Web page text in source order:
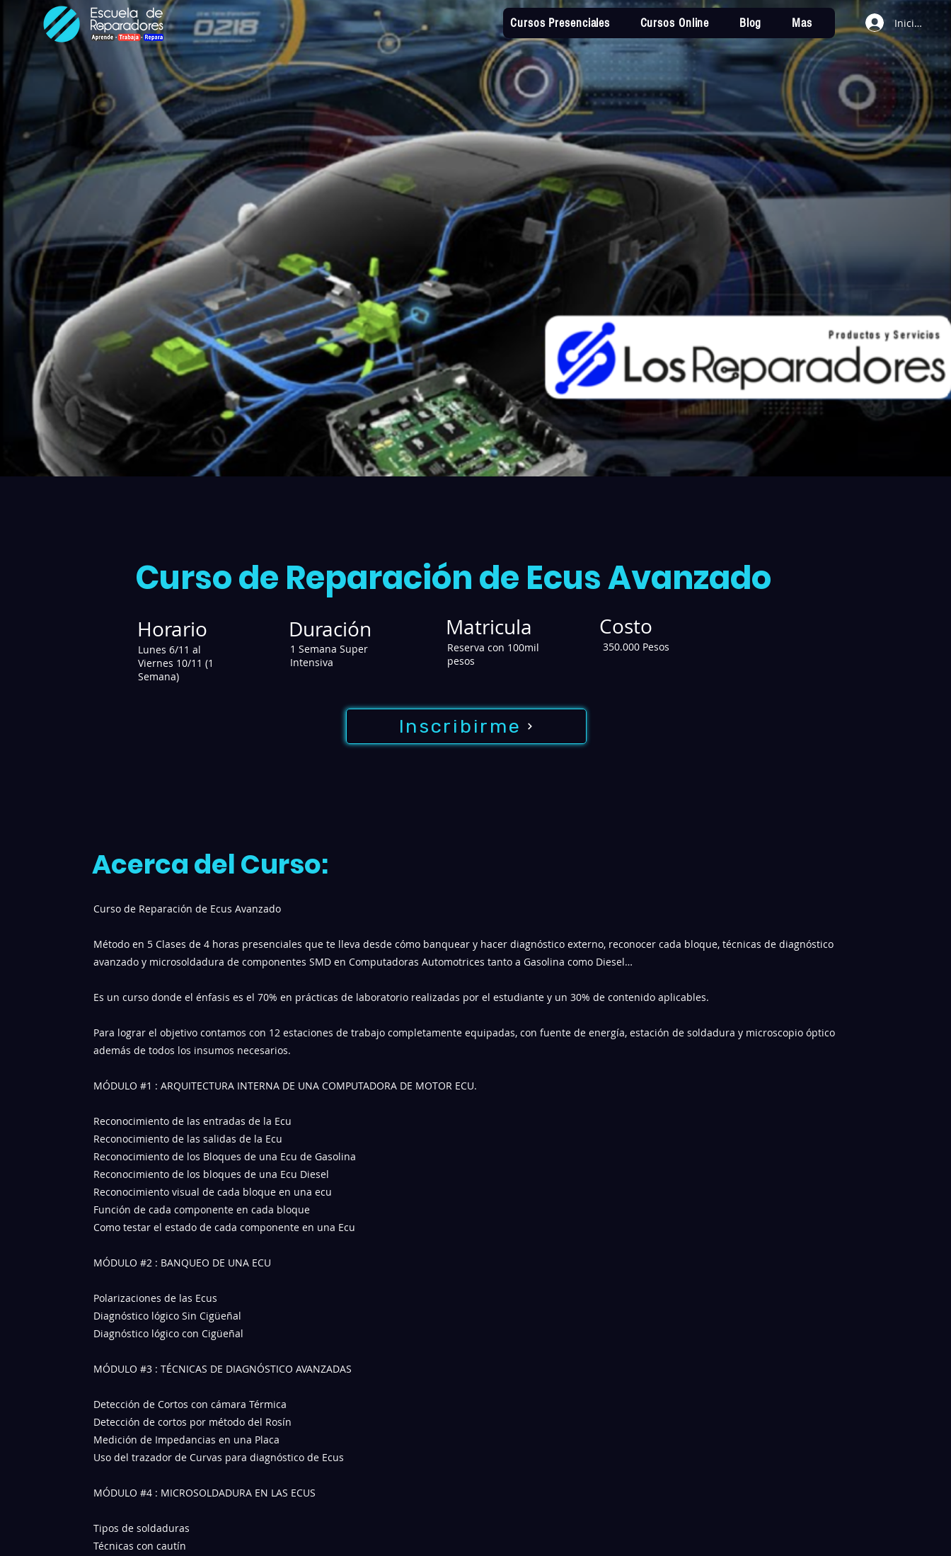
Cursos Presenciales Cursos Online Blog Mas Iniciar
Curso de Reparación de Ecus Avanzado
Horario
Lunes 6/11 al
Viernes 10/11 (1
Semana)
Duración
1 Semana Super
Intensiva
Matricula
Reserva con 100mil
pesos
Costo
350.000 Pesos
Inscribirme
Acerca del Curso:
Curso de Reparación de Ecus Avanzado
Método en 5 Clases de 4 horas presenciales que te lleva desde cómo banquear y hacer diagnóstico externo, reconocer cada bloque, técnicas de diagnóstico
avanzado y microsoldadura de componentes SMD en Computadoras Automotrices tanto a Gasolina como Diesel…
Es un curso donde el énfasis es el 70% en prácticas de laboratorio realizadas por el estudiante y un 30% de contenido aplicables.
Para lograr el objetivo contamos con 12 estaciones de trabajo completamente equipadas, con fuente de energía, estación de soldadura y microscopio óptico
además de todos los insumos necesarios.
MÓDULO #1 : ARQUITECTURA INTERNA DE UNA COMPUTADORA DE MOTOR ECU.
Reconocimiento de las entradas de la Ecu
Reconocimiento de las salidas de la Ecu
Reconocimiento de los Bloques de una Ecu de Gasolina
Reconocimiento de los bloques de una Ecu Diesel
Reconocimiento visual de cada bloque en una ecu
Función de cada componente en cada bloque
Como testar el estado de cada componente en una Ecu
MÓDULO #2 : BANQUEO DE UNA ECU
Polarizaciones de las Ecus
Diagnóstico lógico Sin Cigüeñal
Diagnóstico lógico con Cigüeñal
MÓDULO #3 : TÉCNICAS DE DIAGNÓSTICO AVANZADAS
Detección de Cortos con cámara Térmica
Detección de cortos por método del Rosín
Medición de Impedancias en una Placa
Uso del trazador de Curvas para diagnóstico de Ecus
MÓDULO #4 : MICROSOLDADURA EN LAS ECUS
Tipos de soldaduras
Técnicas con cautín